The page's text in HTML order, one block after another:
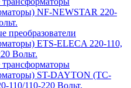
NF-NEWSTAR 220-
преобразователи
ETS-ELECA 220-110,
Вольт.
ST-DAYTON (TC-
110/110-220 Вольт.